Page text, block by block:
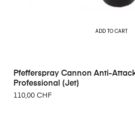
ADD TO CART
Pfefferspray Cannon Anti-
Professional (Jet)
110,00 CHF